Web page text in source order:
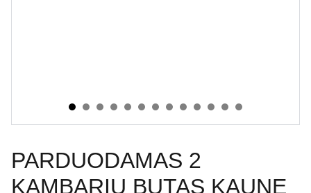
PARDUODAMAS 2
KAMBARIŲ BUTAS KAUNE